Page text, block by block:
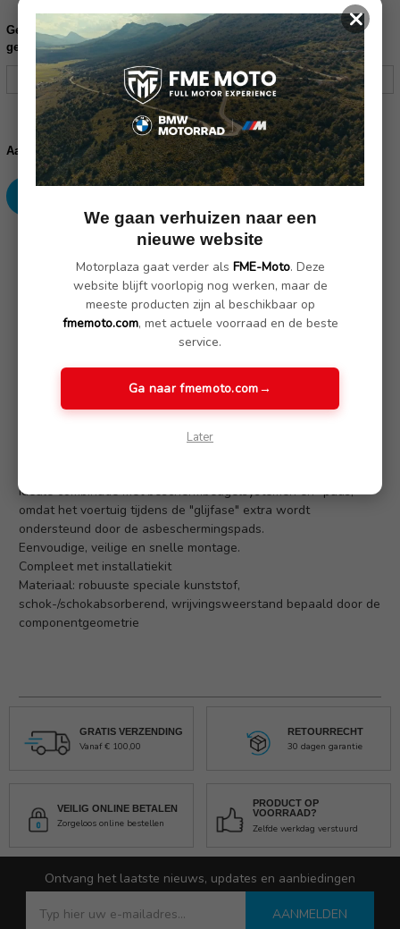
Gelieve uw frame nummer in te vullen ter controle of dit product
geschikt is voor uw motor (17 karakters):
Huidige
voorraad:
Aantal:
Verhoog
aantallen:
Verlaag
aantallen:
Omschrijving (Nog geen reviews)
de BMW R 1300 GS en GSA
Effectieve, dubbele bescherming tegen stoot- en slijpschade
aan vork, wielas en remsysteem
Ideale combinatie met beschermbeugelsystemen en -pads,
omdat het voertuig tijdens de "glijfase" extra wordt
ondersteund door de asbeschermingspads.
Eenvoudige, veilige en snelle montage.
Compleet met installatiekit
Materiaal: robuuste speciale kunststof,
schok-/schokabsorberend, wrijvingsweerstand bepaald door de
componentgeometrie
GRATIS VERZENDING
Vanaf € 100,00
RETOURRECHT
30 dagen garantie
VEILIG ONLINE BETALEN
Zorgeloos online bestellen
PRODUCT OP
VOORRAAD?
Zelfde werkdag verstuurd
Ontvang het laatste nieuws, updates en aanbiedingen
AANMELDEN
×
We gaan verhuizen naar een
nieuwe website
Motorplaza gaat verder als FME-Moto. Deze
website blijft voorlopig nog werken, maar de
meeste producten zijn al beschikbaar op
fmemoto.com, met actuele voorraad en de beste
service.
Ga naar fmemoto.com→
Later